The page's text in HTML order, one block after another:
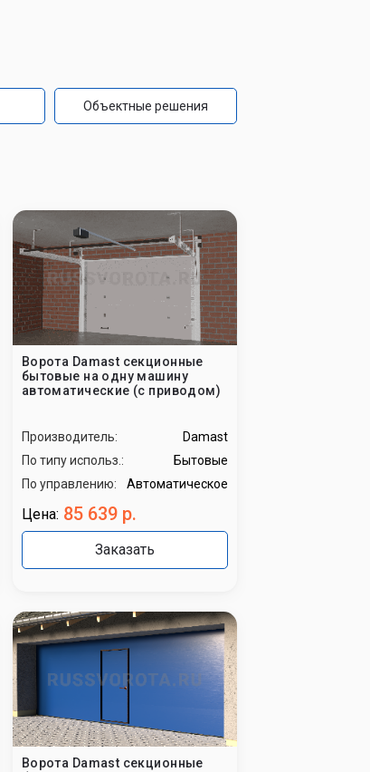
Объектные решения
Ворота Damast секционные
бытовые на одну машину
автоматические (с приводом)
Производитель:
Damast
По типу использ.:
Бытовые
По управлению:
Автоматическое
Цена: 85 639 р.
Заказать
Ворота Damast секционные